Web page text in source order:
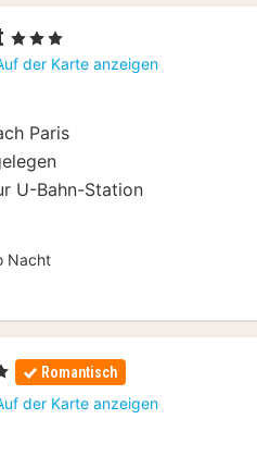
1
Nacht
€
, 3 Sterne
der Karte anzeigen
Paris
U-Bahn-Station
Nacht
Romantisch
der Karte anzeigen